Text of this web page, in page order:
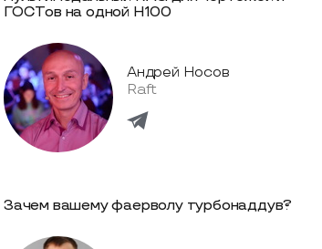
ГОСТов на одной Н100
Андрей Носов
Raft
Зачем вашему фаерволу турбонаддув?